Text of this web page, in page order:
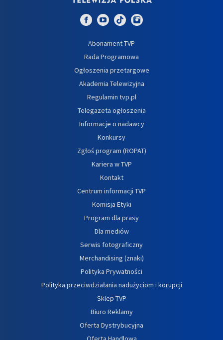
Abonament TVP
Rada Programowa
Ogłoszenia przetargowe
Akademia Telewizyjna
Regulamin tvp.pl
Telegazeta ogłoszenia
Informacje o nadawcy
Konkursy
Zgłoś program (ROPAT)
Kariera w TVP
Kontakt
Centrum informacji TVP
Komisja Etyki
Program dla prasy
Dla mediów
Serwis fotograficzny
Merchandising (znaki)
Polityka Prywatności
Polityka przeciwdziałania nadużyciom i korupcji
Sklep TVP
Biuro Reklamy
Oferta Dystrybucyjna